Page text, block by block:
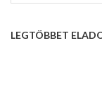
LEGTÖBBET